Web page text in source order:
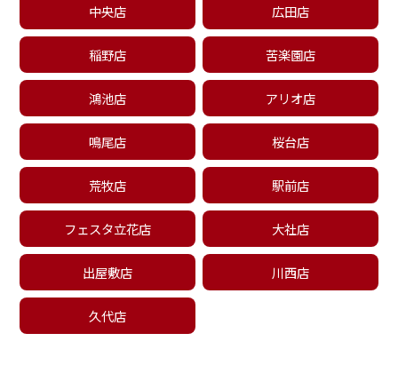
中央店 広田店
稲野店 苦楽園店
鴻池店 アリオ店
鳴尾店 桜台店
荒牧店 駅前店
フェスタ立花店 大社店
出屋敷店 川西店
久代店